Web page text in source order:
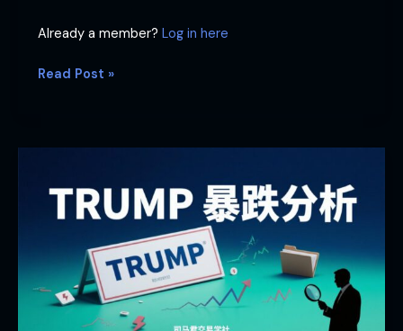
Already a member? Log in here
Read Post »
跌